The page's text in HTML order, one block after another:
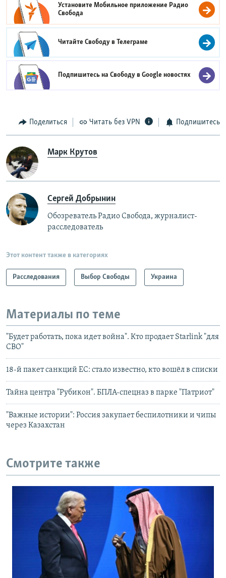
Установите Мобильное приложение Радио
Свобода
Читайте Свободу вТелеграме
Подпишитесь на Свободу вGoogle новостях
Поделиться Читать без VPN Подпишитесь
Марк Крутов
Сергей Добрынин
Обозреватель Радио Свобода, журналист-
расследователь
Этот контент также в категориях
Расследования Выбор Свободы Украина
Материалы по теме
"Будет работать, пока идет война". Кто продает Starlink "для
СВО"
18-й пакет санкций ЕС: стало известно, кто вошёл в списки
Тайна центра "Рубикон". БПЛА-спецназ в парке "Патриот"
"Важные истории": Россия закупает беспилотники и чипы
через Казахстан
Смотрите также